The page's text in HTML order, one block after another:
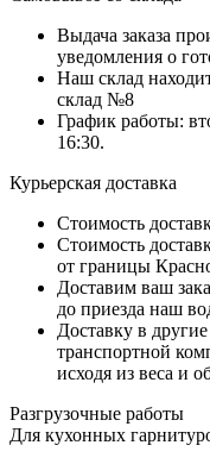
Выдача заказа
уведомления о
Наш склад
склад №8
График работы:
16:30.
Курьерская доставка
Стоимость
Стоимость
от границы
Доставим ваш
до приезда наш
Доставку в
транспортной
исходя из веса и
Разгрузочные работы
Для кухонных